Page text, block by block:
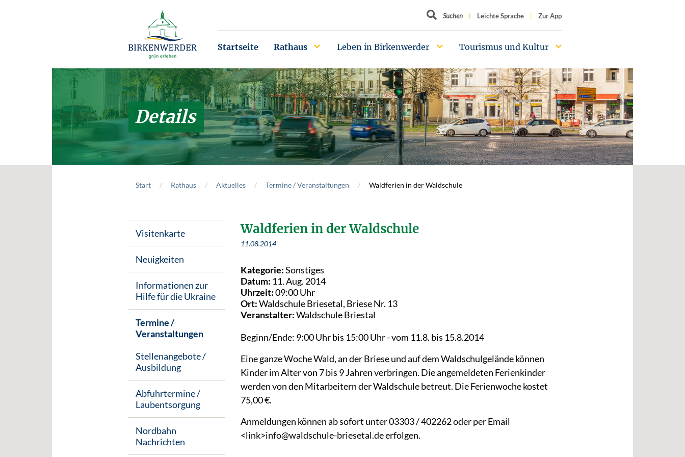
Suchbegriff
Suchen Leichte Sprache Zur App
Startseite Rathaus Leben in Birkenwerder Tourismus und Kultur
Details
Start Rathaus Aktuelles Termine / Veranstaltungen Waldferien in der Waldschule
Visitenkarte
Neuigkeiten
Informationen zur
Hilfe für die Ukraine
Termine /
Veranstaltungen
Stellenangebote /
Ausbildung
Abfuhrtermine /
Laubentsorgung
Nordbahn
Nachrichten
Waldferien in der Waldschule
11.08.2014
Kategorie:Sonstiges
Datum: 11. Aug. 2014
Uhrzeit:09:00 Uhr
Ort:Waldschule Briesetal, Briese Nr. 13
Veranstalter:Waldschule Briestal
Beginn/Ende: 9:00 Uhr bis 15:00 Uhr - vom 11.8. bis 15.8.2014
Eine ganze Woche Wald, an der Briese und auf dem Waldschulgelände können
Kinder im Alter von 7 bis 9 Jahren verbringen. Die angemeldeten Ferienkinder
werden von den Mitarbeitern der Waldschule betreut. Die Ferienwoche kostet
75,00 €.
Anmeldungen können ab sofort unter 03303 / 402262 oder per Email
<link>info@waldschule-briesetal.de erfolgen.